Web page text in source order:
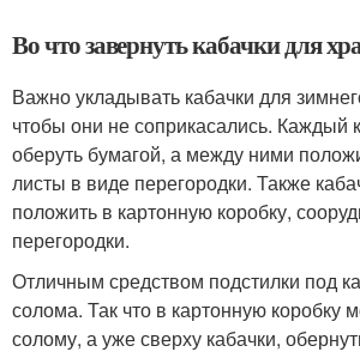
Во что завернуть кабачки для
Важно укладывать кабачки для
чтобы они не соприкасались. Каждый
оберуть бумагой, а между ними
листы в виде перегородки. Также
положить в картонную коробку,
перегородки.
Отличным средством подстилки под
солома. Так что в картонную коробку
солому, а уже сверху кабачки,